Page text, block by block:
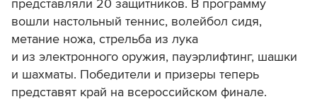
В этом году краевые соревнования собрали
около 200 ветеранов СВО. Ставрополь
представляли 20 защитников. В программу